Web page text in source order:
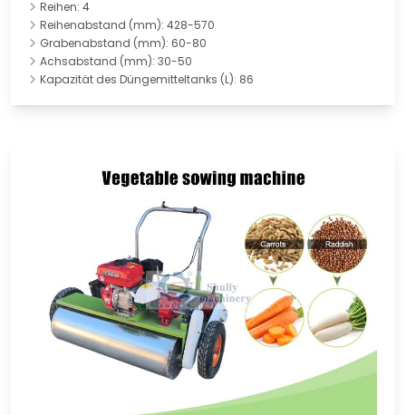
Reihen: 4
Reihenabstand (mm): 428-570
Grabenabstand (mm): 60-80
Achsabstand (mm): 30-50
Kapazität des Düngemitteltanks (L): 86